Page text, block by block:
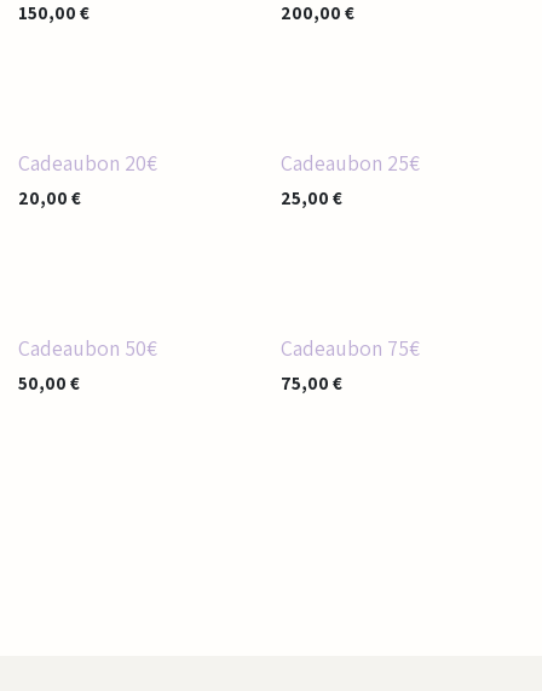
150,00 € 200,00 €
Cadeaubon 20€
20,00 €
Cadeaubon 25€
25,00 €
Cadeaubon 50€
50,00 €
Cadeaubon 75€
75,00 €